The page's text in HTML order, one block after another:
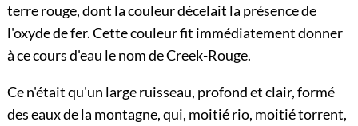
terre rouge, dont la couleur décelait la présence de
l'oxyde de fer. Cette couleur fit immédiatement donner
à ce cours d'eau le nom de Creek-Rouge.
Ce n'était qu'un large ruisseau, profond et clair, formé
des eaux de la montagne, qui, moitié rio, moitié torrent,